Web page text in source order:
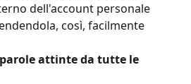
dell'account personale
così, facilmente
attinte da tutte le